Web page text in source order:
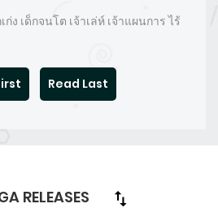
ก่ง เด็กจนโต เจ้าเล่ห์ เจ้าแผนการ ไร้
Read Last
RELEASES